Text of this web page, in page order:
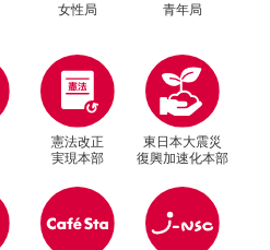
女性局 青年局
憲法改正
実現本部
東日本大震災
復興加速化本部